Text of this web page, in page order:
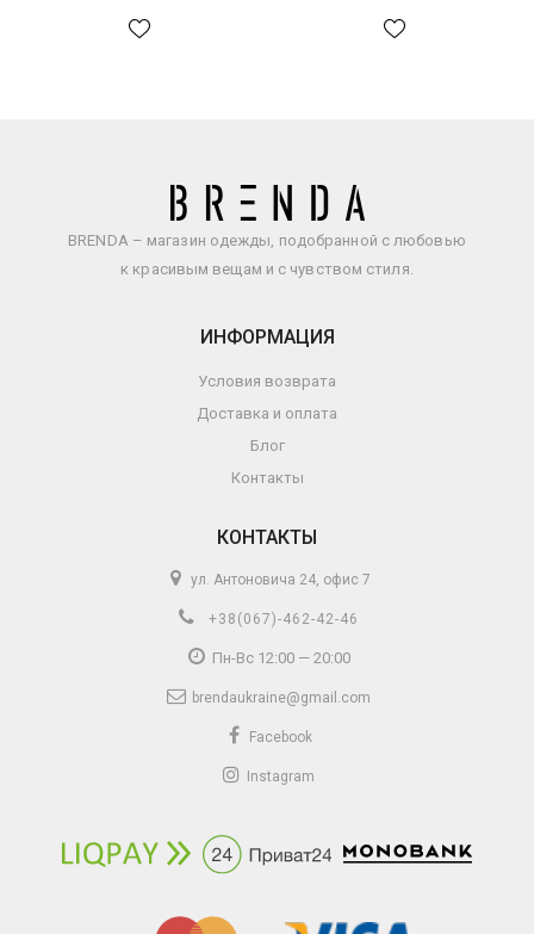
BRENDA – магазин одежды, подобранной с любовью
к красивым вещам и с чувством стиля.
ИНФОРМАЦИЯ
Условия возврата
Доставка и оплата
Блог
Контакты
КОНТАКТЫ
ул. Антоновича 24, офис 7
+38(067)-462-42-46
Пн-Вс 12:00 — 20:00
brendaukraine@gmail.com
Facebook
Instagram